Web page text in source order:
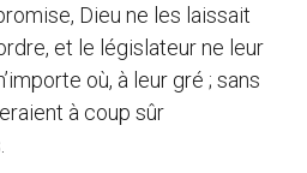
Dieu ne les laissait
et le législateur ne leur
où, à leur gré ; sans
à coup sûr